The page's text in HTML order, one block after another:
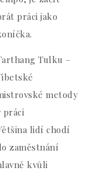
práci jako
Tulku –
metody
práci
lidí chodí
zaměstnání
kvůli